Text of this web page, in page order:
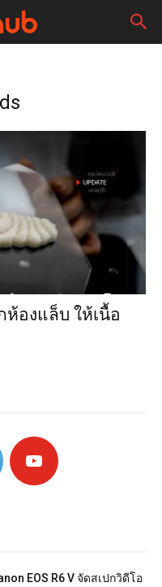
ห้องแล็บ ให้เนื้อ
EOS R6 V จัดสเปกวิดีโอ